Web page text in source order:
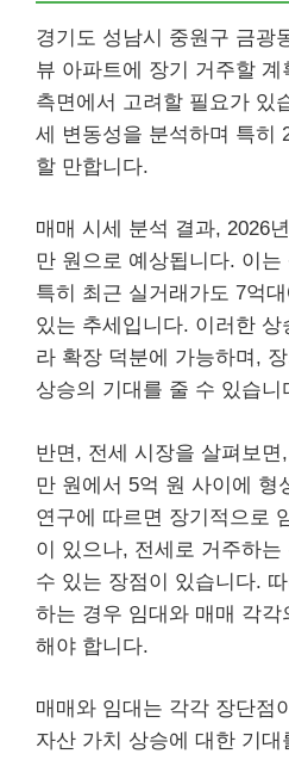
경기도 성남시 중원구 금광
뷰 아파트에 장기 거주할 계
측면에서 고려할 필요가 있
세 변동성을 분석하며 특히
할 만합니다.
매매 시세 분석 결과, 2026
만 원으로 예상됩니다. 이
특히 최근 실거래가도 7억
있는 추세입니다. 이러한
라 확장 덕분에 가능하며,
상승의 기대를 줄 수 있습니
반면, 전세 시장을 살펴보
만 원에서 5억 원 사이에 형
연구에 따르면 장기적으로
이 있으나, 전세로 거주하
수 있는 장점이 있습니다.
하는 경우 임대와 매매 각각
해야 합니다.
매매와 임대는 각각 장단점
자산 가치 상승에 대한 기